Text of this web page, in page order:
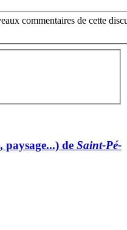
commentaires de cette
de Saint-Pé-